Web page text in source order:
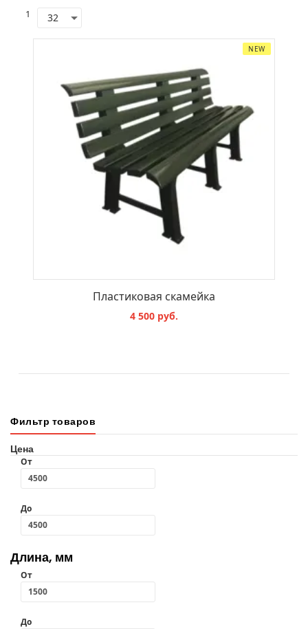
1
NEW
Пластиковая скамейка
4 500 руб.
Фильтр товаров
Цена
От
До
Длина, мм
От
До